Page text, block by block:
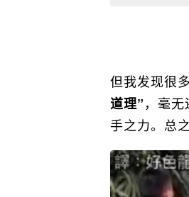
但我发现很
道理”，毫
手之力。总